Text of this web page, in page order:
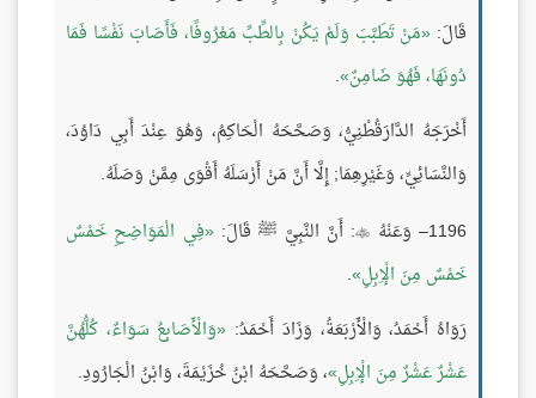
قَالَ: مَنْ تَطَبَّبَ وَلَمْ يَكُنْ بِالطِّبِّ مَعْرُوفًا، فَأَصَابَ نَفْسًا فَمَا
دُونَهَا، فَهُوَ ضَامِنٌ .
أَخْرَجَهُ الدَّارَقُطْنِيُّ، وَصَحَّحَهُ الْحَاكِمُ، وَهُوَ عِنْدَ أَبِي دَاوُدَ،
وَالنَّسَائِيِّ، وَغَيْرِهِمَا; إِلَّا أَنَّ مَنْ أَرْسَلَهُ أَقْوَى مِمَّنْ وَصَلَهُ.
1196– وَعَنْهُ
: أَنَّ النَّبِيَّ ﷺ قَالَ: فِي الْمَوَاضِحِ خَمْسٌ
خَمْسٌ مِنَ الْإِبِلِ .
رَوَاهُ أَحْمَدُ، وَالْأَرْبَعَةُ، وَزَادَ أَحْمَدُ: وَالْأَصَابِعُ سَوَاءٌ، كُلُّهُنَّ
عَشْرٌ عَشْرٌ مِنَ الْإِبِلِ ، وَصَحَّحَهُ ابْنُ خُزَيْمَةَ، وَابْنُ الْجَارُودِ.